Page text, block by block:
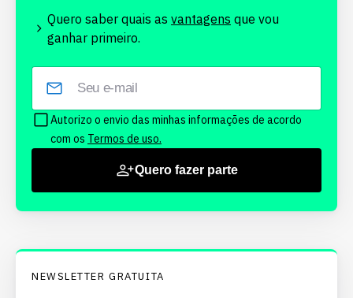
Quero saber quais as vantagens que vou
ganhar primeiro.
Autorizo o envio das minhas informações de acordo
com os Termos de uso.
Quero fazer parte
NEWSLETTER GRATUITA